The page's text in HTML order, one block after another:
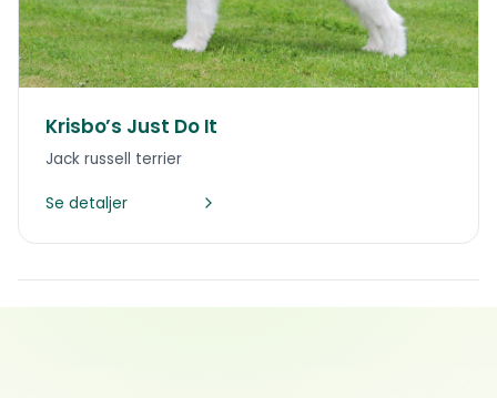
Krisbo’s Just Do It
Jack russell terrier
Se detaljer